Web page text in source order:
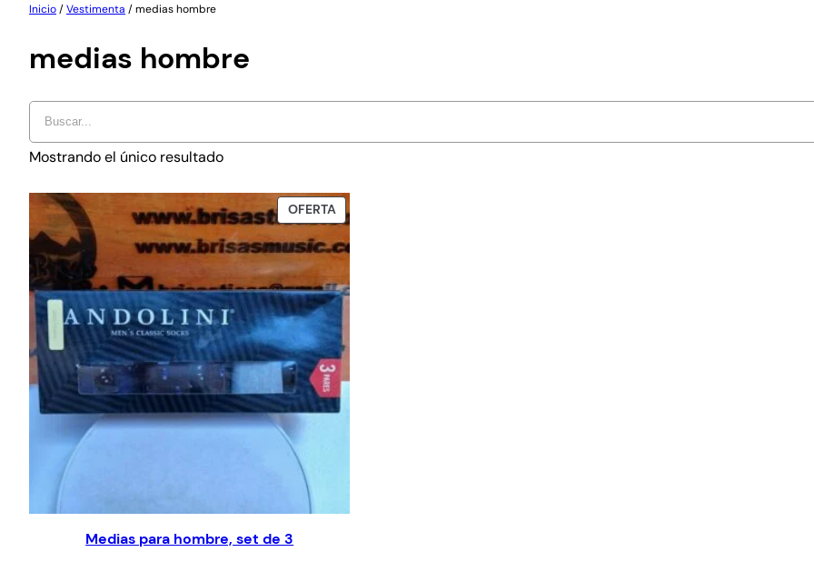
Inicio/Vestimenta / medias hombre
medias hombre
Mostrando el único resultado
OFERTAPRODUCTO
EN
OFERTA
Medias para hombre, set de 3